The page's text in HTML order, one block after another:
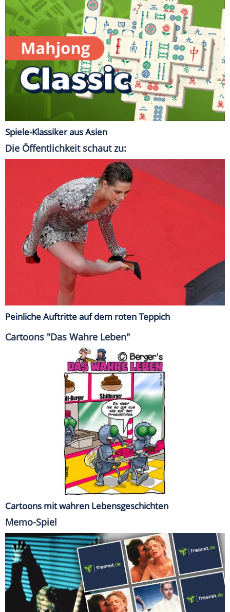
Spiele-Klassiker aus Asien
Die Öffentlichkeit schaut zu:
Peinliche Auftritte auf dem roten Teppich
Cartoons "Das Wahre Leben"
Cartoons mit wahren Lebensgeschichten
Memo-Spiel